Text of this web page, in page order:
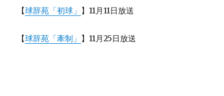
【球辞苑「初球」 】11月11日放送
【球辞苑「牽制」 】11月25日放送